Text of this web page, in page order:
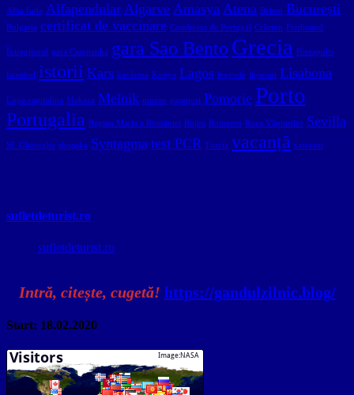
Alba Iulia Alfapendular Algarve Amasya Atena Belem București
Bulgaria certificat de vaccinare Comboios de Portugal Crăciun Ferdinand
Întregitorul gara Campanha gara Sao Bento Grecia Hierapolis
Istanbul istorii Kars kavârma Konya Lagos legende lipscani Lisabona
Lupa capitolina Makaza Melnik muzeu pașaport Pomorie Porto
Portugalia Regina Maria a României Rojen Romaero Roza Vânturilor Sevilla
Sf. Gheorghe shopska Syntagma test PCR Turcia vacanță veterani
sufletdeturist.ro
sufletdeturist.ro
Intră, citește, cugetă! https://gandulzilnic.blog/
Start: 18.02.2020